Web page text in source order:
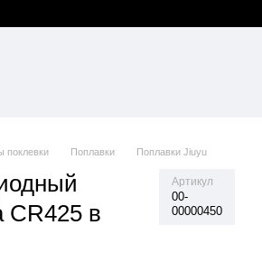
поклевки Поплавки Поплавки Jiuyu
CR425 в
Артикул
00-
00000450